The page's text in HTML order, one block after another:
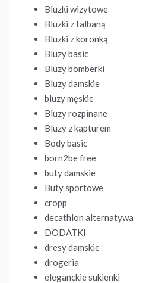
Bluzki wizytowe
Bluzki z falbaną
Bluzki z koronką
Bluzy basic
Bluzy bomberki
Bluzy damskie
bluzy męskie
Bluzy rozpinane
Bluzy z kapturem
Body basic
born2be free
buty damskie
Buty sportowe
cropp
decathlon alternatywa
DODATKI
dresy damskie
drogeria
eleganckie sukienki